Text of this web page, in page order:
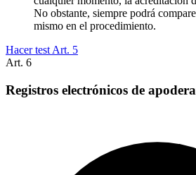
No obstante, siempre podrá
mismo en el procedimiento.
Hacer test Art. 5
Art. 6
Registros electrónicos de